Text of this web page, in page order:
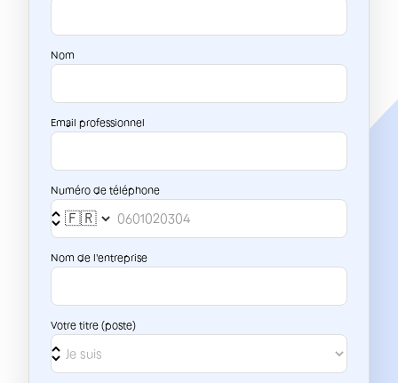
Nom
Email professionnel
Numéro de téléphone
Nom de l'entreprise
Votre titre (poste)